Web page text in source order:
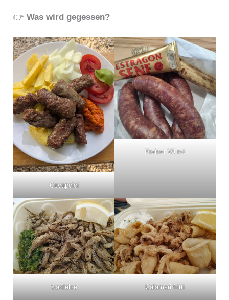
👉Was wird gegessen?
Cevapcici
Krainer Wurst
Sardelce Calamari fritti